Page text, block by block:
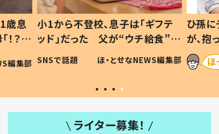
歳息
？」
編集部
小1から不登校、息子は「ギフテ
ッド」だった 父が“ウチ給食”を
作り続ける理由とは #令和の親
#令和の子
SNSで話題 ほ・とせなNEWS編集部
ひ孫
が、
「涙が
い」
ライター募集！